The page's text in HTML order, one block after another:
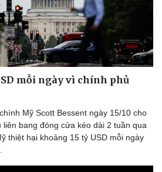
Ô tô - Xe máy
mỗi ngày vì chính phủ
Mỹ Scott Bessent ngày 15/10 cho
bang đóng cửa kéo dài 2 tuần qua
thiệt hại khoảng 15 tỷ USD mỗi ngày